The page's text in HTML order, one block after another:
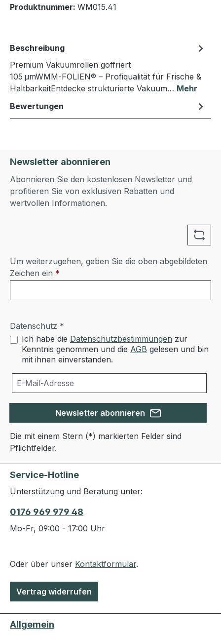
Produktnummer: WM015.41
Beschreibung
Premium Vakuumrollen goffriert
105 µmWMM‑FOLIEN® – Profiqualität für Frische &
HaltbarkeitEntdecke strukturierte Vakuum… Mehr
Bewertungen
Newsletter abonnieren
Abonnieren Sie den kostenlosen Newsletter und
profitieren Sie von exklusiven Rabatten und
wertvollen Informationen.
Um weiterzugehen, geben Sie die oben abgebildeten
Zeichen ein *
Datenschutz *
Ich habe die Datenschutzbestimmungen zur
Kenntnis genommen und die AGB gelesen und bin
mit ihnen einverstanden.
Newsletter abonnieren
Die mit einem Stern (*) markierten Felder sind
Pflichtfelder.
Service-Hotline
Unterstützung und Beratung unter:
0176 969 979 48
Mo-Fr, 09:00 - 17:00 Uhr
Oder über unser Kontaktformular.
Vertrag widerrufen
Allgemein